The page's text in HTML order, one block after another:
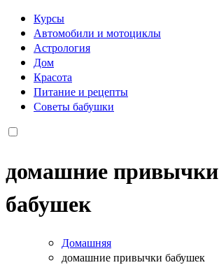
Курсы
Автомобили и мотоциклы
Астрология
Дом
Красота
Питание и рецепты
Советы бабушки
домашние привычки
бабушек
Домашняя
домашние привычки бабушек